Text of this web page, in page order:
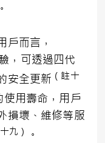
戶而言，
，可透過四代
安全更新 （註十
使用壽命，用戶
損壞、維修等服
九） 。